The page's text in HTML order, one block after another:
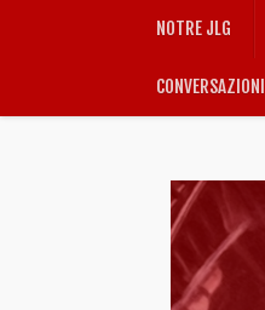
NOTRE JLG
CONVERSAZIONI